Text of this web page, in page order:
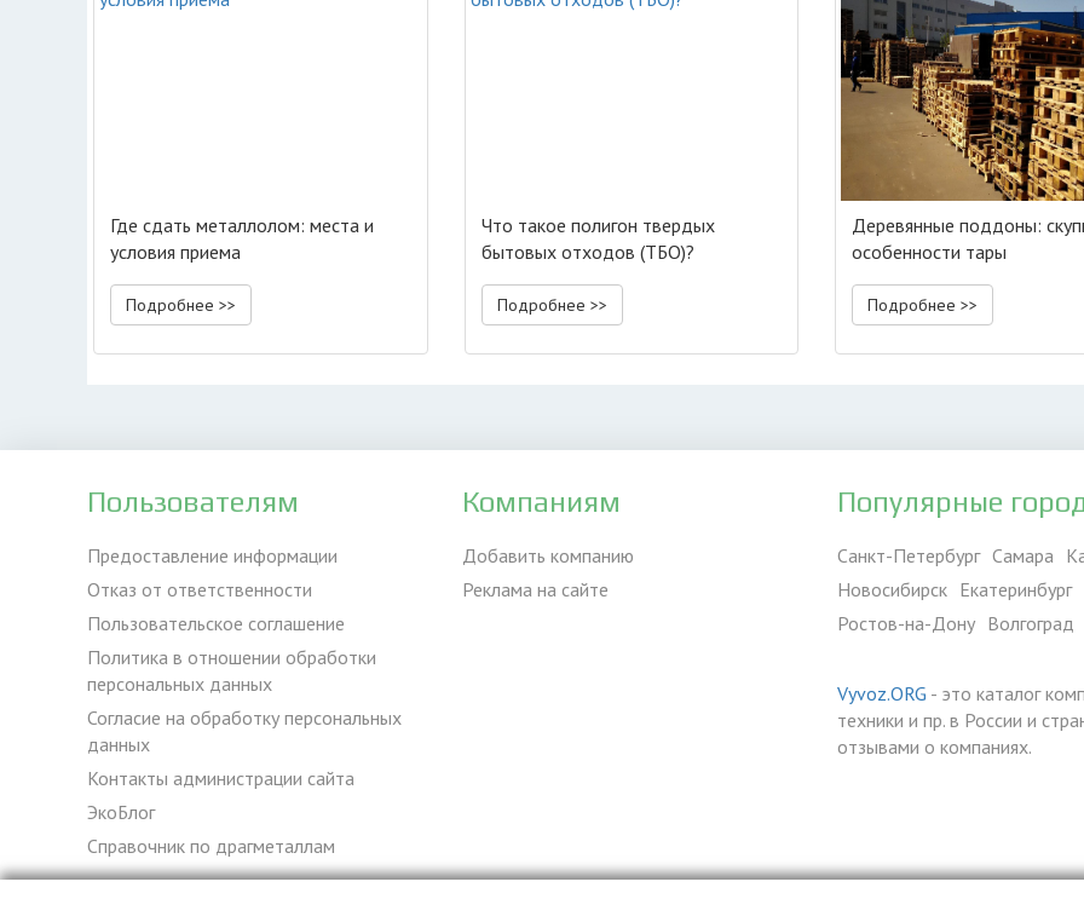
Где сдать металлолом: места и
условия приема
Подробнее >>
Что такое полигон твердых
бытовых отходов (ТБО)?
Подробнее >>
Деревянные поддоны:
особенности тары
Подробнее >>
Пользователям
Предоставление информации
Отказ от ответственности
Пользовательское соглашение
Политика в отношении обработки
персональных данных
Согласие на обработку персональных
данных
Контакты администрации сайта
ЭкоБлог
Справочник по драгметаллам
Компаниям
Добавить компанию
Реклама на сайте
Популярные
Санкт-Петербург Самара
Новосибирск Екатеринбург
Ростов-на-Дону Волгоград
Vyvoz.ORG - это каталог
техники и пр. в России и
отзывами о компаниях.